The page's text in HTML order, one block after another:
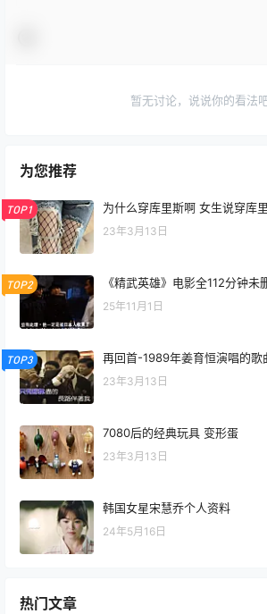
暂无讨论，说说你的看法
为您推荐
TOP1 为什么穿库里斯啊 女生说穿库
23年3月13日
TOP2 《精武英雄》电影全112分钟
25年11月1日
TOP3 再回首-1989年姜育恒演唱的歌
23年3月13日
7080后的经典玩具 变形蛋
23年3月13日
韩国女星宋慧乔个人资料
24年5月16日
热门文章